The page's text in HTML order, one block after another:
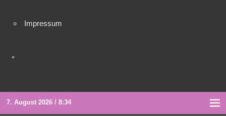
Impressum
°
7. August 2026 / 8:34